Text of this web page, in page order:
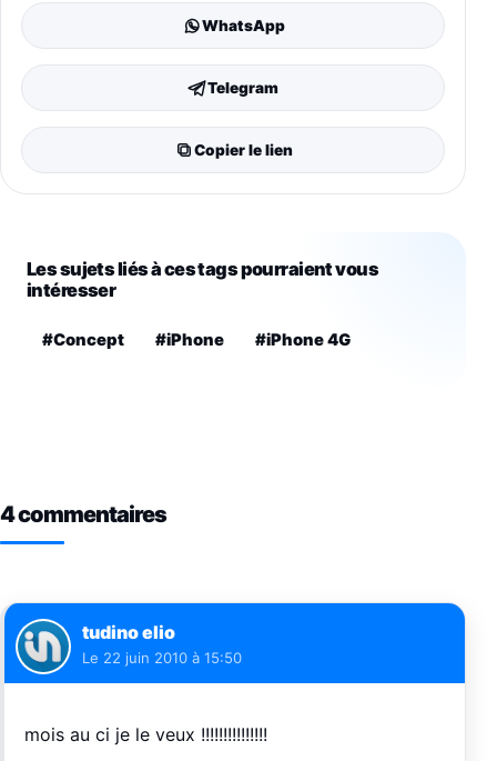
WhatsApp
Telegram
Copier le lien
Les sujets liés à ces tags pourraient vous
intéresser
#Concept #iPhone #iPhone 4G
4 commentaires
tudino elio
Le 22 juin 2010 à 15:50
mois au ci je le veux !!!!!!!!!!!!!!!